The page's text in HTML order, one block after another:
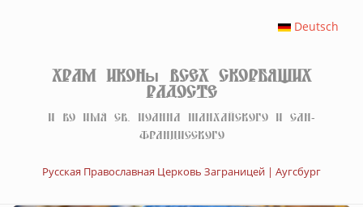
Deutsch
Храм иконы Всех скорбящих
Радосте
И во имя св. Иоанна Шанхайского и Сан-
Францисского
Русская Православная Церковь Заграницей | Аугсбург